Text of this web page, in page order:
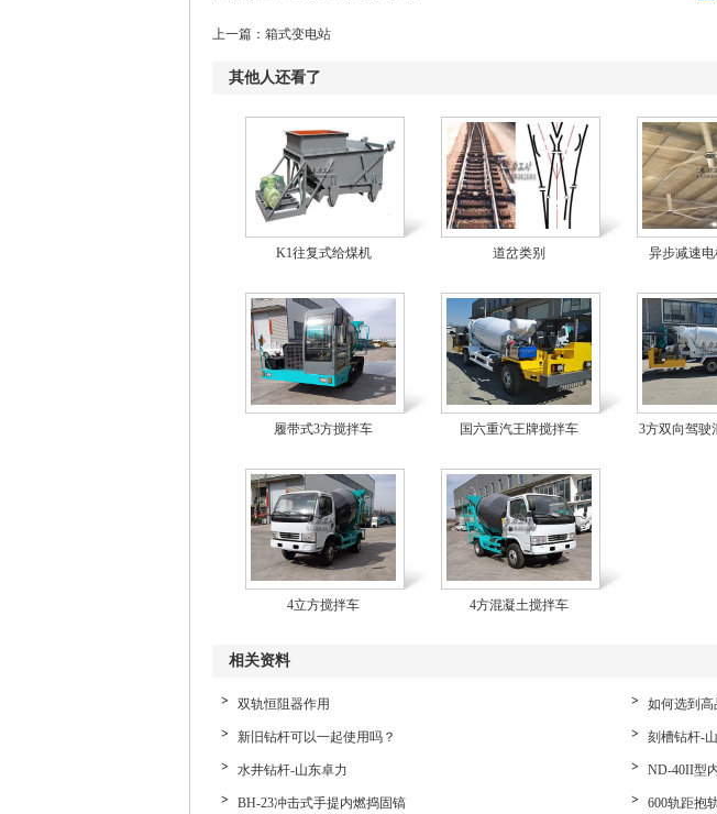
上一篇： 箱式变电站
其他人还看了
K1往复式给煤机 道岔类别 异步减速
履带式3方搅拌车 国六重汽王牌搅拌车 3方双向驾驶
4立方搅拌车 4方混凝土搅拌车
相关资料
双轨恒阻器作用 如何选到
新旧钻杆可以一起使用吗？ 刻槽钻杆-
水井钻杆-山东卓力 ND-40II型
BH-23冲击式手提内燃捣固镐 600轨距抱